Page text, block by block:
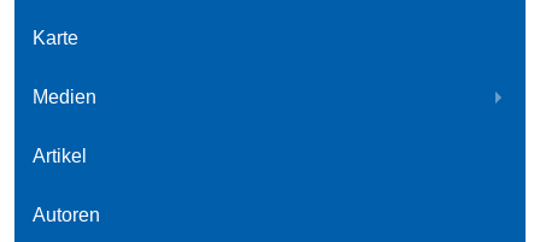
Karte
Medien
Artikel
Autoren